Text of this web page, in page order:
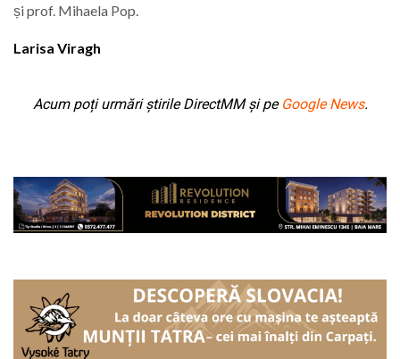
și prof. Mihaela Pop.
Larisa Viragh
Acum poți urmări știrile DirectMM și pe Google News.